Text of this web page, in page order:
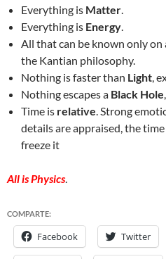
Everything is Matter.
Everything is Energy.
All that can be known only on
the Kantian philosophy.
Nothing is faster than Light,
Nothing escapes a Black Hole
Time is relative. Strong
details are appraised, the
freeze it
All is Physics.
COMPARTE:
Facebook Twitter